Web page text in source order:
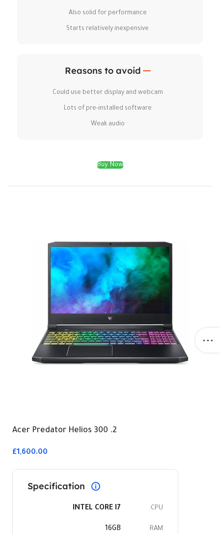
Also solid for performance
Starts relatively inexpensive
Reasons to avoid
Could use better display and webcam
Lots of pre-installed software
Weak audio
Buy Now
2. Acer Predator Helios 300
£1,600.00
Specification
CPU:
INTEL CORE I7
RAM:
16GB